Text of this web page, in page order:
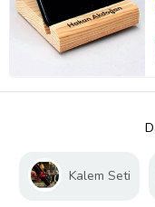
Kalem Seti